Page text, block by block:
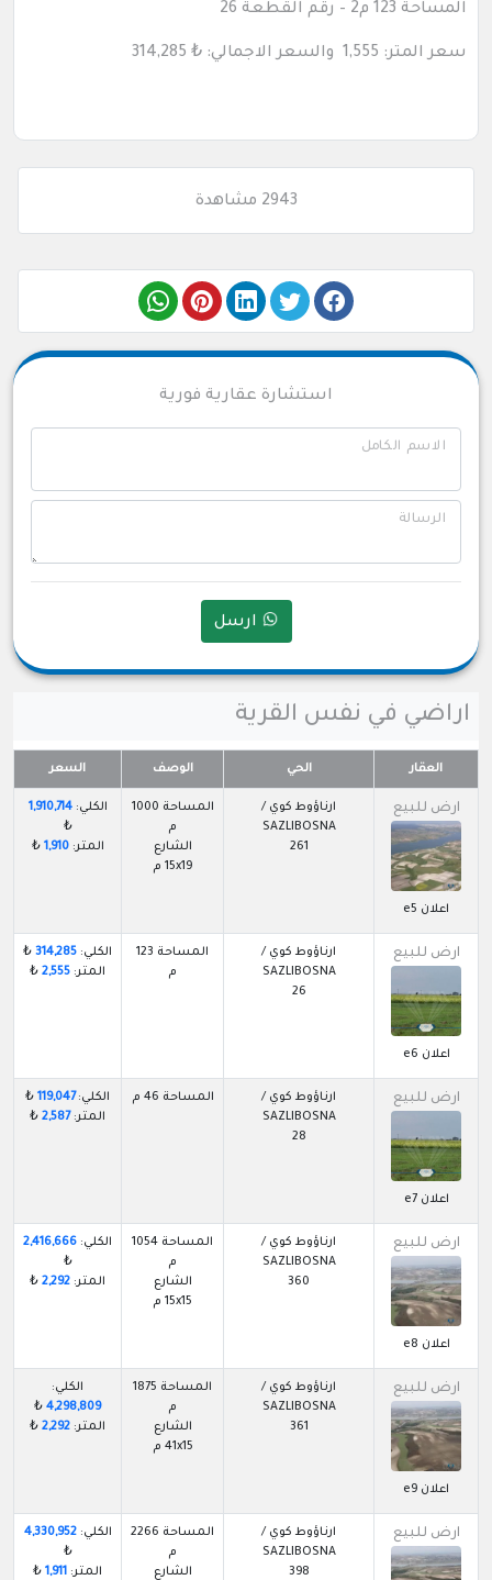
المساحة 123 م2 – رقم القطعة 26
سعر المتر: 1,555 والسعر الاجمالي: ₺ 314,285
2943 مشاهدة
استشارة عقارية فورية
الاسم الكامل
الرسالة
ارسل
اراضي في نفس القرية
العقار الحي الوصف السعر
ارض للبيع
اعلان e5
ارناؤوط كوي /
SAZLIBOSNA
261
المساحة 1000
م
الشارع
15x19 م
الكلي:1,910,714
₺
المتر:1,910
₺
ارض للبيع
اعلان e6
ارناؤوط كوي /
SAZLIBOSNA
26
المساحة 123
م
الكلي: 314,285
₺
المتر: 2,555
₺
ارض للبيع
اعلان e7
ارناؤوط كوي /
SAZLIBOSNA
28
المساحة 46 م الكلي:119,047
₺
المتر: 2,587
₺
ارض للبيع
اعلان e8
ارناؤوط كوي /
SAZLIBOSNA
360
المساحة 1054
م
الشارع
15x15 م
الكلي: 2,416,666
₺
المتر: 2,292
₺
ارض للبيع
اعلان e9
ارناؤوط كوي /
SAZLIBOSNA
361
المساحة 1875
م
الشارع
41x15 م
الكلي:
4,298,809
₺
المتر: 2,292
₺
ارض للبيع
ارناؤوط كوي /
SAZLIBOSNA
398
المساحة 2266
م
الشارع
الكلي:4,330,952
₺
المتر: 1,911
₺